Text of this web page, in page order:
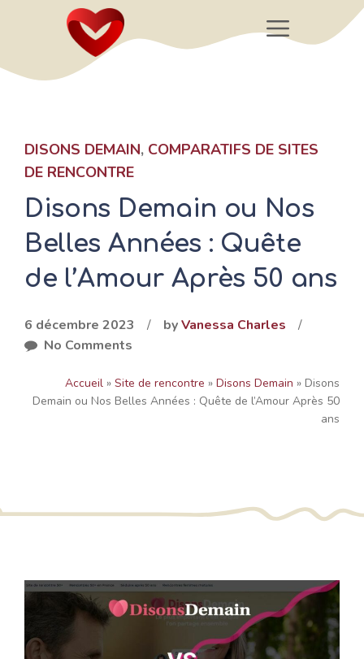
Menu
DISONS DEMAIN, COMPARATIFS DE SITES
DE RENCONTRE
Disons Demain ou Nos
Belles Années : Quête
de l’Amour Après 50 ans
6 décembre 2023 / byVanessa Charles
/
No Comments
Accueil » Site de rencontre » Disons Demain » Disons
Demain ou Nos Belles Années : Quête de l’Amour Après 50
ans